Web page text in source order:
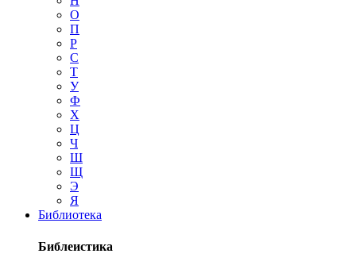
О
П
Р
С
Т
У
Ф
Х
Ц
Ч
Ш
Щ
Э
Я
Библиотека
Библеистика